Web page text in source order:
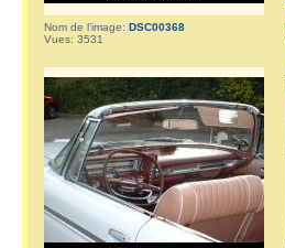
Nom de l’image: DSC00368
Vues: 3531